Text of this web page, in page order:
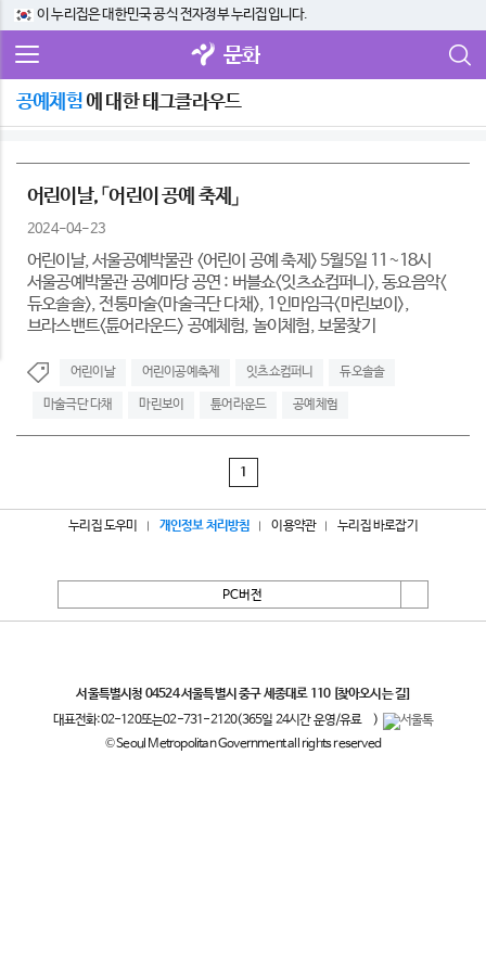
이 누리집은 대한민국 공식 전자정부 누리집입니다.
문화
공예체험에 대한 태그클라우드
어린이날, 「어린이 공예 축제」
2024-04-23
어린이날, 서울공예박물관 <어린이 공예 축제> 5월5일 11~18시
서울공예박물관 공예마당 공연 : 버블쇼<잇츠쇼컴퍼니>, 동요음악<
듀오솔솔>, 전통마술<마술극단 다채>, 1인마임극<마린보이>,
브라스밴트<튠어라운드> 공예체험, 놀이체험, 보물찾기
어린이날 어린이공예축제 잇츠쇼컴퍼니 듀오솔솔
마술극단 다채 마린보이 튠어라운드 공예체험
1
누리집 도우미 개인정보 처리방침 이용약관 누리집 바로잡기
PC버전
서울특별시청 04524 서울특별시 중구 세종대로 110 [찾아오시는 길]
대표전화:02-120또는02-731-2120(365일 24시간 운영/유료
)
© Seoul Metropolitan Government all rights reserved